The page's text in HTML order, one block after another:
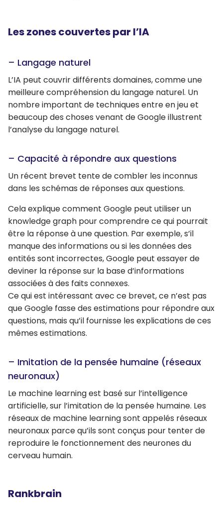
Les zones couvertes par l’IA
– Langage naturel
L’IA peut couvrir différents domaines, comme une
meilleure compréhension du langage naturel. Un
nombre important de techniques entre en jeu et
beaucoup des choses venant de Google illustrent
l’analyse du langage naturel.
– Capacité à répondre aux questions
Un récent brevet tente de combler les inconnus
dans les schémas de réponses aux questions.
Cela explique comment Google peut utiliser un
knowledge graph pour comprendre ce qui pourrait
être la réponse à une question. Par exemple, s’il
manque des informations ou si les données des
entités sont incorrectes, Google peut essayer de
deviner la réponse sur la base d’informations
associées à des faits connexes.
Ce qui est intéressant avec ce brevet, ce n’est pas
que Google fasse des estimations pour répondre aux
questions, mais qu’il fournisse les explications de ces
mêmes estimations.
– Imitation de la pensée humaine (réseaux
neuronaux)
Le machine learning est basé sur l’intelligence
artificielle, sur l’imitation de la pensée humaine. Les
réseaux de machine learning sont appelés réseaux
neuronaux parce qu’ils sont conçus pour tenter de
reproduire le fonctionnement des neurones du
cerveau humain.
Rankbrain